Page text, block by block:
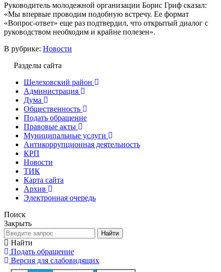
Руководитель молодежной организации Борис Гриф сказал:
«Мы впервые проводим подобную встречу. Ее формат
«Вопрос-ответ» еще раз подтвердил, что открытый диалог с
руководством необходим и крайне полезен».
В рубрике: Новости
Разделы сайта
Шелеховский район
Администрация
Дума
Общественность
Подать обращение
Правовые акты
Муниципальные услуги
Антикоррупционная деятельность
КРП
Новости
ТИК
Карта сайта
Архив
Электронная очередь
Поиск
Закрыть
Найти
Найти
Подать обращение
Версия для слабовидящих